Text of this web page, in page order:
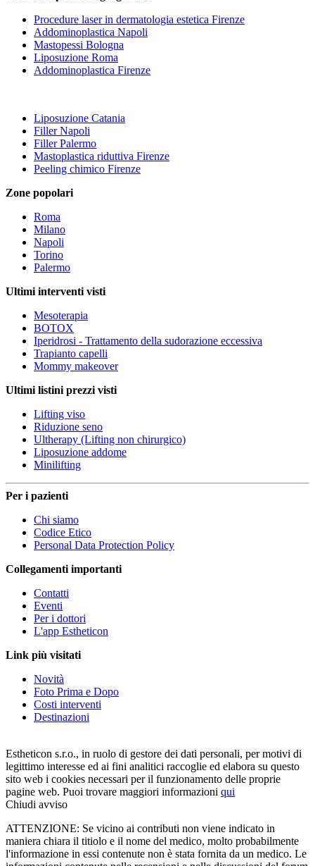
Procedure laser in dermatologia estetica Firenze
Addominoplastica Napoli
Mastopessi Bologna
Liposuzione Roma
Addominoplastica Firenze
Liposuzione Catania
Filler Napoli
Filler Palermo
Mastoplastica riduttiva Firenze
Peeling chimico Firenze
Zone popolari
Roma
Milano
Napoli
Torino
Palermo
Ultimi interventi visti
Mesoterapia
BOTOX
Iperidrosi - Trattamento della sudorazione eccessiva
Trapianto capelli
Mommy makeover
Ultimi listini prezzi visti
Lifting viso
Riduzione seno
Ultherapy (Lifting non chirurgico)
Liposuzione addome
Minilifting
Per i pazienti
Chi siamo
Codice Etico
Personal Data Protection Policy
Collegamenti importanti
Contatti
Eventi
Per i dottori
L'app Estheticon
Link più visitati
Novità
Foto Prima e Dopo
Costi interventi
Destinazioni
Estheticon s.r.o., in ruolo di gestore dei dati personali, per motivi di
legittimo interesse ed ai fini analitici raccoglie ed elabora su questo
sito web i cookies necessari per il funzionamento delle proprie
pagine web. Puoi trovare maggiori informazioni qui
Chiudi avviso
ATTENZIONE: Se vicino ai contributi non viene indicato in
maniera chiara il titiolo e il nome del medico, molto probabilmente
l'informazione in essi contenute non è stata fornita da un medico. Le